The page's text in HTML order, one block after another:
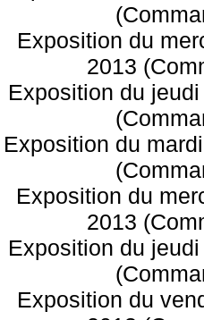
Exposition du
2013
Exposition du
Exposition du
Exposition du
2013
Exposition du
Exposition du